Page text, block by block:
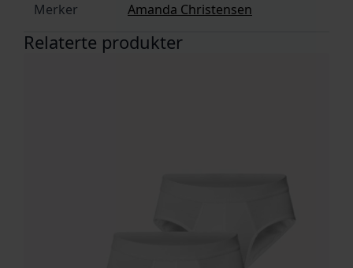
Merker Amanda Christensen
Relaterte produkter